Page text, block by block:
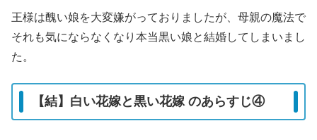
王様は醜い娘を大変嫌がっておりましたが、母親の魔法で
それも気にならなくなり本当黒い娘と結婚してしまいまし
た。
【結】白い花嫁と黒い花嫁 のあらすじ④